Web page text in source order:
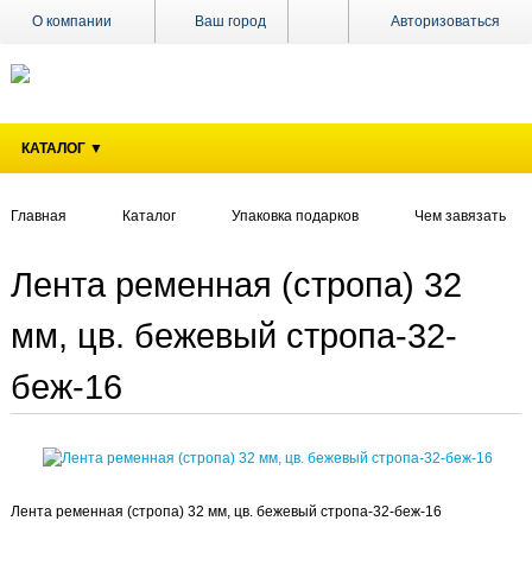
Ваш город Авторизоваться
О компании
Поставщикам
магазины
Акции
Контакты
КАТАЛОГ ▼
Главная Каталог Упаковка подарков Чем завязать
Лента ременная (стропа) 32
мм, цв. бежевый стропа-32-
беж-16
Лента ременная (стропа) 32 мм, цв. бежевый стропа-32-беж-16